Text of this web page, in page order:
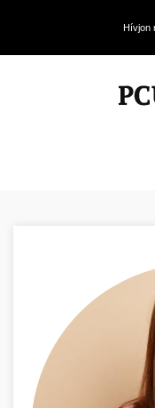
Hívjon